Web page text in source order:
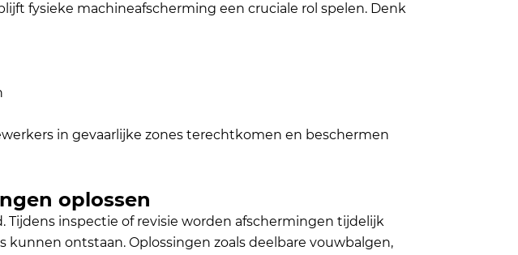
fysieke machineafscherming een cruciale rol spelen. Denk
in gevaarlijke zones terechtkomen en beschermen
oplossen
Tijdens inspectie of revisie worden afschermingen tijdelijk
kunnen ontstaan. Oplossingen zoals deelbare vouwbalgen,